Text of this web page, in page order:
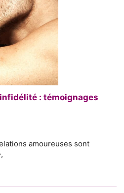
: témoignages
amoureuses sont